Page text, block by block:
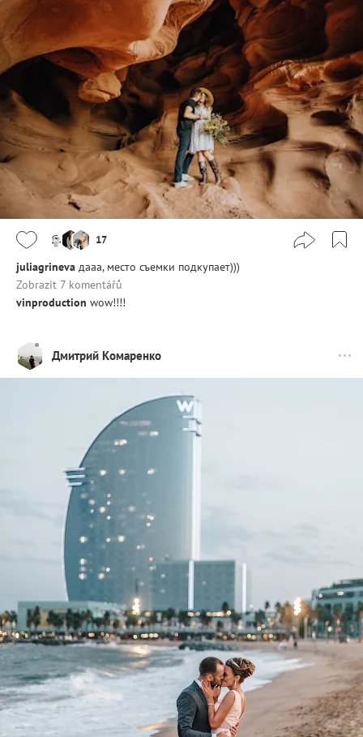
17
juliagrineva дааа, место съемки подкупает)))
Zobrazit 7 komentářů
vinproduction wow!!!!
Дмитрий Комаренко